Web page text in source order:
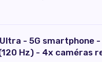
- 5G smartphone
Hz) - 4x caméras